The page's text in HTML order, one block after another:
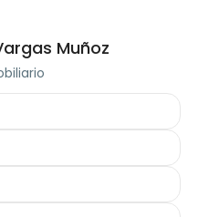
Muñoz